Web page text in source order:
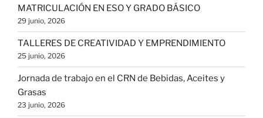
MATRICULACIÓN EN ESO Y GRADO BÁSICO
29 junio, 2026
TALLERES DE CREATIVIDAD Y EMPRENDIMIENTO
25 junio, 2026
Jornada de trabajo en el CRN de Bebidas, Aceites y
Grasas
23 junio, 2026